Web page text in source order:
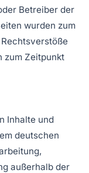
Betreiber der
wurden zum
zum Zeitpunkt
Inhalte und
deutschen
außerhalb der